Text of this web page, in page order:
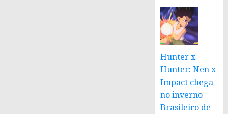
Hunter x
Hunter: Nen x
Impact chega
no inverno
Brasileiro de